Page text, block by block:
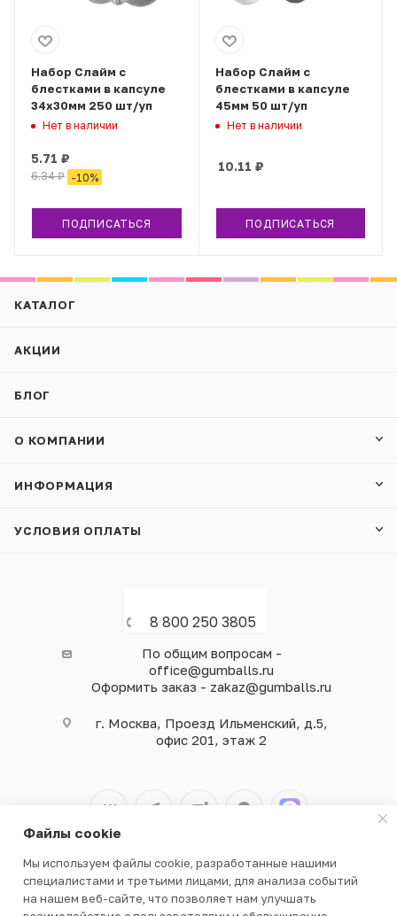
Набор Слайм с
блестками в капсуле
34х30мм 250 шт/уп
Нет в наличии
5.71 ₽
6.34₽ -10%
ПОДПИСАТЬСЯ
Набор Слайм с
блестками в капсуле
45мм 50 шт/уп
Нет в наличии
10.11 ₽
ПОДПИСАТЬСЯ
КАТАЛОГ
АКЦИИ
БЛОГ
О КОМПАНИИ
ИНФОРМАЦИЯ
УСЛОВИЯ ОПЛАТЫ
8 800 250 3805
По общим вопросам -
office@gumballs.ru
Оформить заказ - zakaz@gumballs.ru
г. Москва, Проезд Ильменский, д.5,
офис 201, этаж 2
Файлы cookie
Мы используем файлы cookie, разработанные нашими
специалистами и третьими лицами, для анализа событий
на нашем веб-сайте, что позволяет нам улучшать